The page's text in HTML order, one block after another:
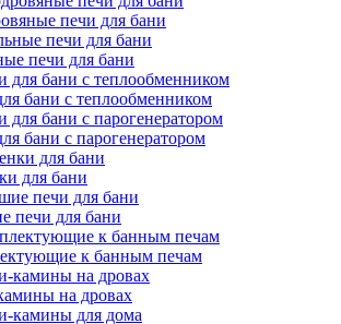
печи для бани
печи для бани
бани с теплообменником
бани с парогенератором
для бани
печи для бани
к банным печам
на дровах